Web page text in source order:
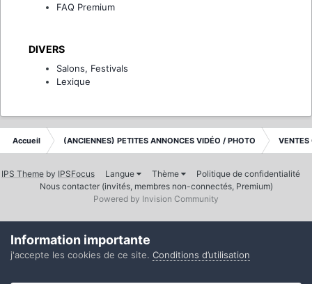
FAQ Premium
DIVERS
Salons, Festivals
Lexique
Accueil (ANCIENNES) PETITES ANNONCES VIDÉO / PHOTO VENTES
IPS Theme by IPSFocus Langue Thème
Politique de confidentialité
Nous contacter (invités, membres non-connectés, Premium)
Powered by Invision Community
Information importante
j'accepte les cookies de ce site. Conditions d’utilisation